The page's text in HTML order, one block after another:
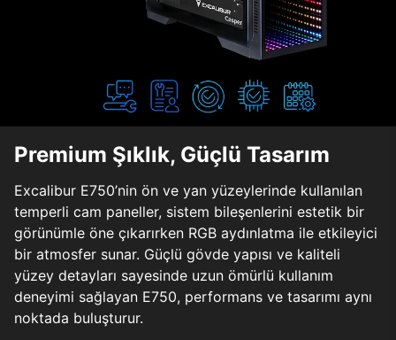
Premium Şıklık, Güçlü Tasarım
Excalibur E750’nin ön ve yan yüzeylerinde kullanılan
temperli cam paneller, sistem bileşenlerini estetik bir
görünümle öne çıkarırken RGB aydınlatma ile etkileyici
bir atmosfer sunar. Güçlü gövde yapısı ve kaliteli
yüzey detayları sayesinde uzun ömürlü kullanım
deneyimi sağlayan E750, performans ve tasarımı aynı
noktada buluşturur.